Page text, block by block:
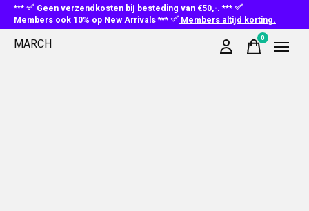
***
Geen verzendkosten bij besteding van €50,-. ***
Members ook 10% op New Arrivals ***
Members altijd korting.
MARCH 0items